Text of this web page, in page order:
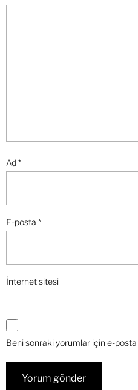
Ad*
E-posta *
İnternet sitesi
Beni sonraki yorumlar için e-posta